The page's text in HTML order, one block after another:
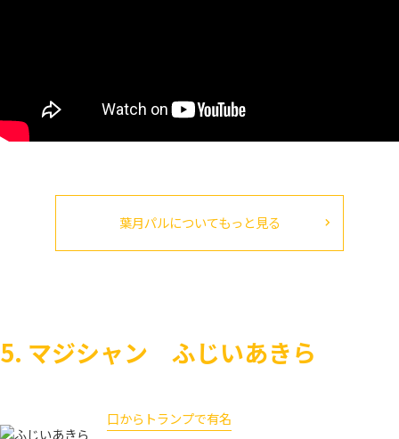
葉月パルについてもっと見る
5. マジシャン ふじいあきら
口からトランプで有名